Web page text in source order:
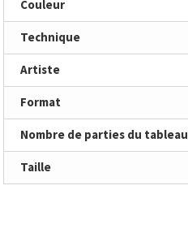
Couleur
Technique
Artiste
Format
Nombre de parties du tableau
Taille